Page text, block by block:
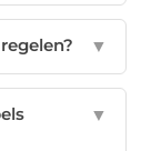
▼
▼